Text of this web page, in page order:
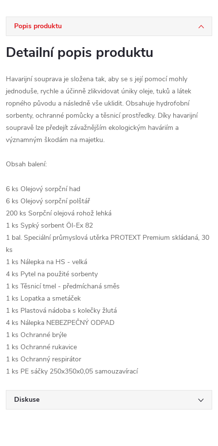
Popis produktu
Detailní popis produktu
Havarijní souprava je složena tak, aby se s její pomocí mohly
jednoduše, rychle a účinně zlikvidovat úniky oleje, tuků a látek
ropného původu a následně vše uklidit. Obsahuje hydrofobní
sorbenty, ochranné pomůcky a těsnicí prostředky. Díky havarijní
soupravě lze předejít závažnějším ekologickým haváriím a
významným škodám na majetku.
Obsah balení:
6 ks Olejový sorpční had
6 ks Olejový sorpční polštář
200 ks Sorpční olejová rohož lehká
1 ks Sypký sorbent Öl-Ex 82
1 bal. Speciální průmyslová utěrka PROTEXT Premium skládaná, 30
ks
1 ks Nálepka na HS - velká
4 ks Pytel na použité sorbenty
1 ks Těsnicí tmel - předmíchaná směs
1 ks Lopatka a smetáček
1 ks Plastová nádoba s kolečky žlutá
4 ks Nálepka NEBEZPEČNÝ ODPAD
1 ks Ochranné brýle
1 ks Ochranné rukavice
1 ks Ochranný respirátor
1 ks PE sáčky 250x350x0,05 samouzavírací
Diskuse